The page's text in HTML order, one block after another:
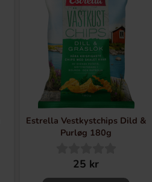
Estrella Vestkystchips Dild &
Purløg 180g
25 kr